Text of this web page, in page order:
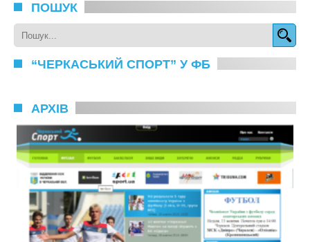
ПОШУК
“ЧЕРКАСЬКИЙ СПОРТ” У ФБ
АРХІВ